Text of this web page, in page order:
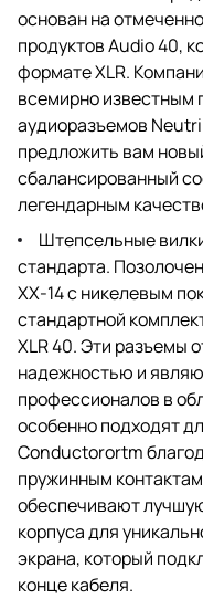
землю до исчезающе
уровня.
основан на
продуктов Audio 40,
формате XLR.
всемирно
аудиоразъемов
предложить вам
сбалансированный
легендарным
Штепсельные
стандарта.
XX-14 с никелевым
стандартной
XLR 40. Эти разъемы
надежностью и
профессионалов в
особенно подходят
Conductorortm
пружинным
обеспечивают
корпуса для
экрана, который
конце кабеля.